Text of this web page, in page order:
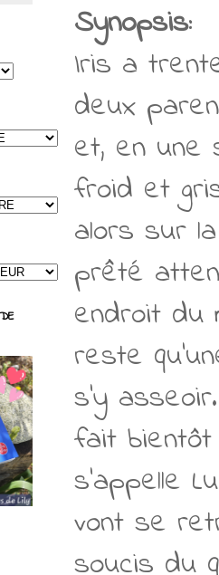
Synopsis:
Iris a
deux
et, en une
froid et
alors sur
prêté
endroit du
reste
s'y
fait bientôt
s'appelle
vont se
soucis du